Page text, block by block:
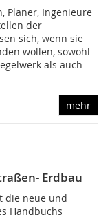
Planer, Ingenieure
der
sich, wenn sie
wollen, sowohl
als auch
mehr
Erdbau
die neue und
Handbuchs